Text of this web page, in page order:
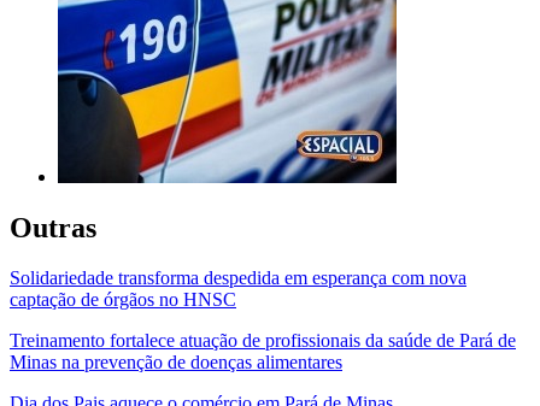
Outras
Solidariedade transforma despedida em esperança com nova
captação de órgãos no HNSC
Treinamento fortalece atuação de profissionais da saúde de Pará de
Minas na prevenção de doenças alimentares